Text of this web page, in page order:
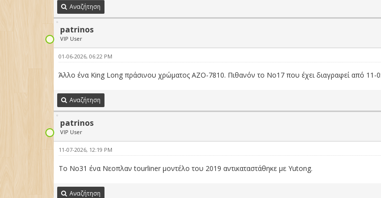
Αναζήτηση
patrinos
VIP User
01-06-2026, 06:22 PM
Άλλο ένα King Long πράσινου χρώματος ΑΖΟ-7810. Πιθανόν το Νο17 που έχει διαγραφεί από 11-
Αναζήτηση
patrinos
VIP User
11-07-2026, 12:19 PM
Το Νο31 ένα Νεοπλαν tourliner μοντέλο του 2019 αντικαταστάθηκε με Yutong.
Αναζήτηση